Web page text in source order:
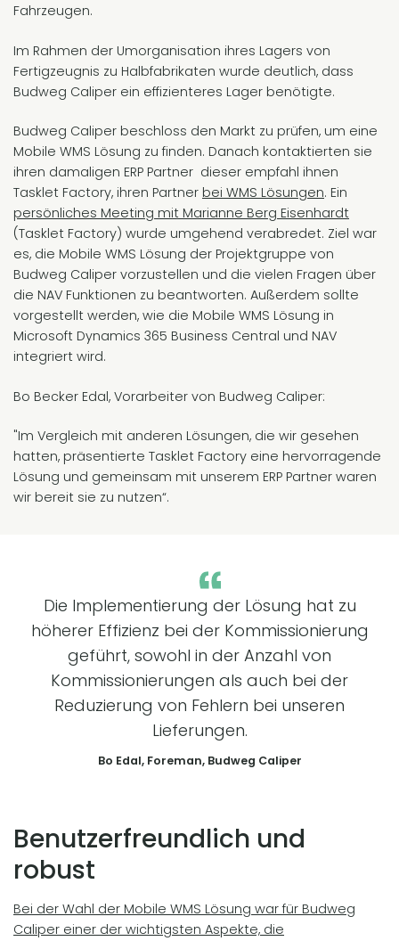
Fahrzeugen.
Im Rahmen der Umorganisation ihres Lagers von
Fertigzeugnis zu Halbfabrikaten wurde deutlich, dass
Budweg Caliper ein effizienteres Lager benötigte.
Budweg Caliper beschloss den Markt zu prüfen, um eine
Mobile WMS Lösung zu finden. Danach kontaktierten sie
ihren damaligen ERP Partner dieser empfahl ihnen
Tasklet Factory, ihren Partner bei WMS Lösungen. Ein
persönliches Meeting mit Marianne Berg Eisenhardt
(Tasklet Factory) wurde umgehend verabredet. Ziel war
es, die Mobile WMS Lösung der Projektgruppe von
Budweg Caliper vorzustellen und die vielen Fragen über
die NAV Funktionen zu beantworten. Außerdem sollte
vorgestellt werden, wie die Mobile WMS Lösung in
Microsoft Dynamics 365 Business Central und NAV
integriert wird.
Bo Becker Edal, Vorarbeiter von Budweg Caliper:
"Im Vergleich mit anderen Lösungen, die wir gesehen
hatten, präsentierte Tasklet Factory eine hervorragende
Lösung und gemeinsam mit unserem ERP Partner waren
wir bereit sie zu nutzen“.
Die Implementierung der Lösung hat zu
höherer Effizienz bei der Kommissionierung
geführt, sowohl in der Anzahl von
Kommissionierungen als auch bei der
Reduzierung von Fehlern bei unseren
Lieferungen.
Bo Edal, Foreman, Budweg Caliper
Benutzerfreundlich und
robust
Bei der Wahl der Mobile WMS Lösung war für Budweg
Caliper einer der wichtigsten Aspekte, die